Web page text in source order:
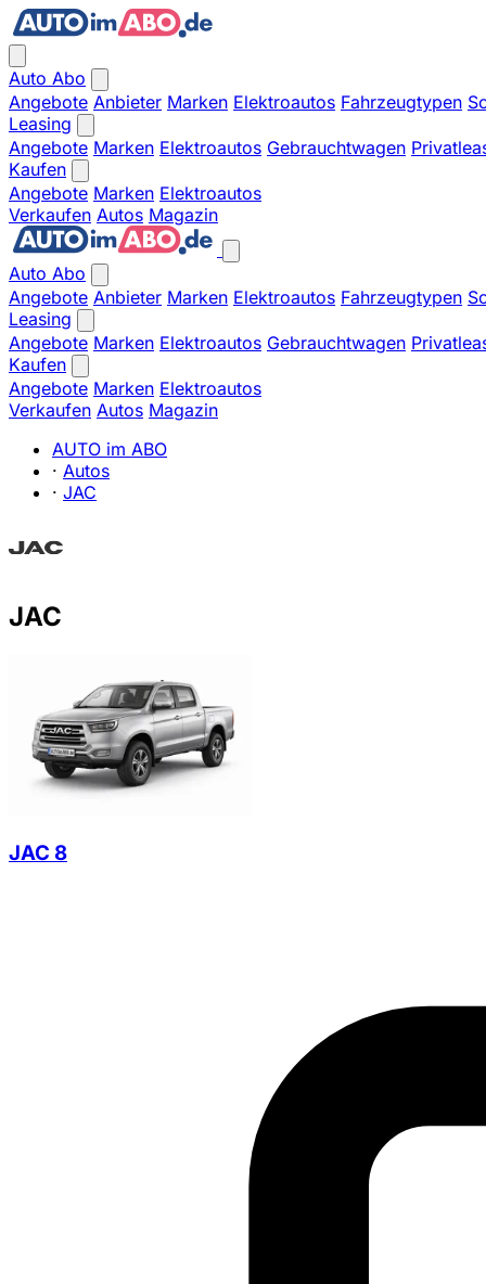
Auto Abo
Angebote Anbieter Marken Elektroautos Fahrzeugtypen
Leasing
Angebote Marken Elektroautos Gebrauchtwagen
Kaufen
Angebote Marken Elektroautos
Verkaufen Autos Magazin
Auto Abo
Angebote Anbieter Marken Elektroautos Fahrzeugtypen
Leasing
Angebote Marken Elektroautos Gebrauchtwagen
Kaufen
Angebote Marken Elektroautos
Verkaufen Autos Magazin
AUTO im ABO
· Autos
· JAC
JAC
JAC 8